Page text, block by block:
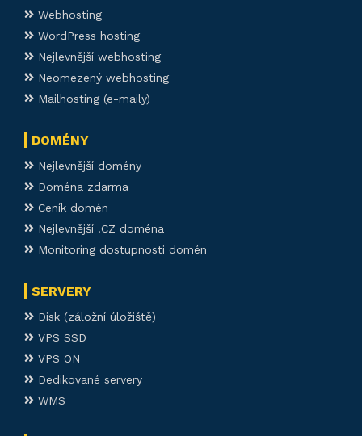
Webhosting
WordPress hosting
Nejlevnější webhosting
Neomezený webhosting
Mailhosting (e-maily)
DOMÉNY
Nejlevnější domény
Doména zdarma
Ceník domén
Nejlevnější .CZ doména
Monitoring dostupnosti domén
SERVERY
Disk (záložní úložiště)
VPS SSD
VPS ON
Dedikované servery
WMS